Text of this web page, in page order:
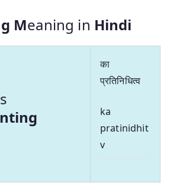
Meaning in Hindi
का
प्रतिनिधित्व
ka
pratinidhit
v